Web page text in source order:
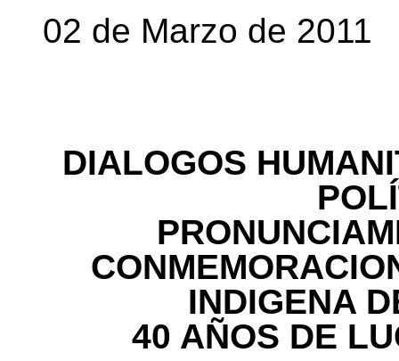
02 de Marzo de 2011
DIALOGOS
INDIGENA
40 AÑOS DE